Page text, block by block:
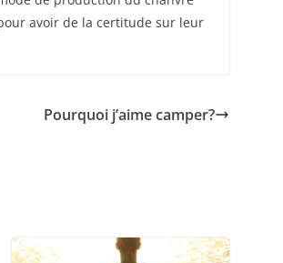
avoir de la certitude sur leur
Pourquoi j’aime camper?